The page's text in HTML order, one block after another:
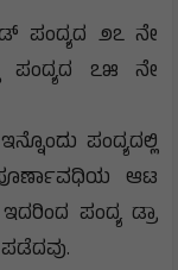
ಪಂದ್ಯದ ೨೭ ನೇ
೭೫ ನೇ
ಪಂದ್ಯದಲ್ಲಿ
ಆಟ
ಪಂದ್ಯ ಡ್ರಾ